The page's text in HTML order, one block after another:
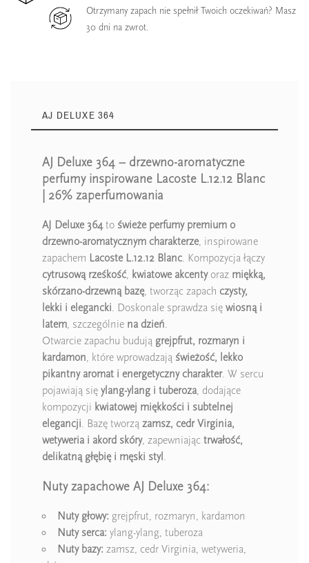
Otrzymany zapach nie spełnił Twoich oczekiwań? Masz
30 dni na zwrot.
AJ DELUXE 364
AJ Deluxe 364 – drzewno-aromatyczne
perfumy inspirowane Lacoste L.12.12 Blanc
| 26% zaperfumowania
AJ Deluxe 364to świeże perfumy premium o
drzewno-aromatycznym charakterze, inspirowane
zapachem Lacoste L.12.12 Blanc. Kompozycja łączy
cytrusową rześkość, kwiatowe akcentyoraz miękką,
skórzano-drzewną bazę, tworząc zapach czysty,
lekki i elegancki. Doskonale sprawdza się wiosną i
latem, szczególnie na dzień.
Otwarcie zapachu budują grejpfrut, rozmaryn i
kardamon, które wprowadzają świeżość, lekko
pikantny aromat i energetyczny charakter. W sercu
pojawiają się ylang-ylang i tuberoza, dodające
kompozycji kwiatowej miękkości i subtelnej
elegancji. Bazę tworzą zamsz, cedr Virginia,
wetyweria i akord skóry, zapewniając trwałość,
delikatną głębię i męski styl .
Nuty zapachowe AJ Deluxe 364:
Nuty głowy: grejpfrut, rozmaryn, kardamon
Nuty serca: ylang-ylang, tuberoza
Nuty bazy: zamsz, cedr Virginia, wetyweria,